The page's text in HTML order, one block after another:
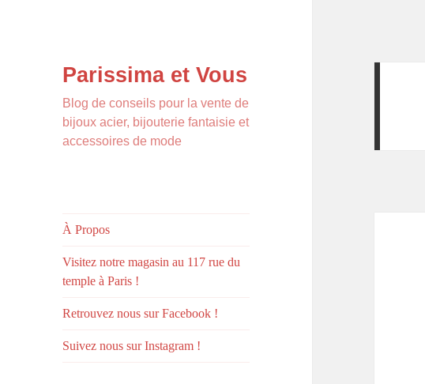
Parissima et Vous
Blog de conseils pour la vente de
bijoux acier, bijouterie fantaisie et
accessoires de mode
À Propos
Visitez notre magasin au 117 rue du
temple à Paris !
Retrouvez nous sur Facebook !
Suivez nous sur Instagram !